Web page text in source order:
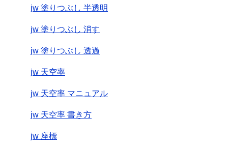
jw 塗りつぶし 半透明
jw 塗りつぶし 消す
jw 塗りつぶし 透過
jw 天空率
jw 天空率 マニュアル
jw 天空率 書き方
jw 座標